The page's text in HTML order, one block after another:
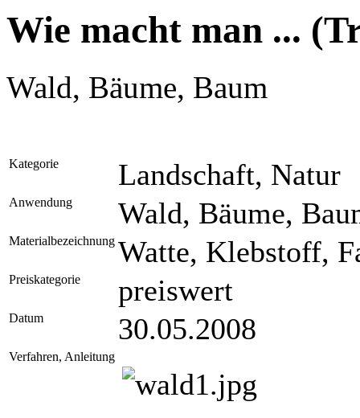
Wie macht man ...
Wald, Bäume, Baum
Kategorie Landschaft, Natur
Anwendung Wald, Bäume,
Materialbezeichnung Watte, Klebstoff,
Preiskategorie preiswert
Datum 30.05.2008
Verfahren, Anleitung